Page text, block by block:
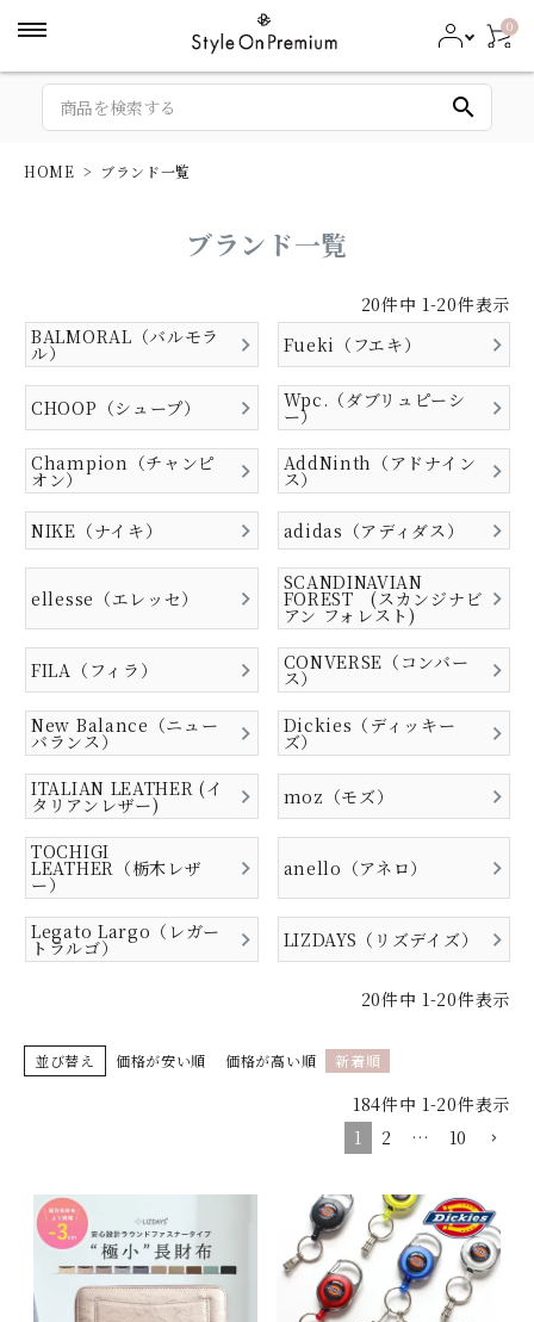
0
search
HOME ブランド一覧
ブランド一覧
20件中 1-20件表示
BALMORAL（バルモラ
ル） Fueki（フエキ）
CHOOP（シュープ） Wpc.（ダブリュピーシ
ー）
Champion（チャンピ
オン）
AddNinth（アドナイン
ス）
NIKE（ナイキ） adidas（アディダス）
ellesse（エレッセ）
SCANDINAVIAN
FOREST (スカンジナビ
アン フォレスト)
FILA（フィラ） CONVERSE（コンバー
ス）
New Balance（ニュー
バランス）
Dickies（ディッキー
ズ）
ITALIAN LEATHER (イ
タリアンレザー) moz（モズ）
TOCHIGI
LEATHER（栃木レザ
ー）
anello（アネロ）
Legato Largo（レガー
トラルゴ） LIZDAYS（リズデイズ）
20件中 1-20件表示
並び替え 価格が安い順 価格が高い順 新着順
184件中 1-20件表示
1
2 … 10